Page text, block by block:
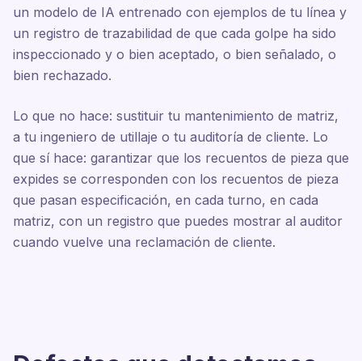
un modelo de IA entrenado con ejemplos de tu línea y
un registro de trazabilidad de que cada golpe ha sido
inspeccionado y o bien aceptado, o bien señalado, o
bien rechazado.
Lo que no hace: sustituir tu mantenimiento de matriz,
a tu ingeniero de utillaje o tu auditoría de cliente. Lo
que sí hace: garantizar que los recuentos de pieza que
expides se corresponden con los recuentos de pieza
que pasan especificación, en cada turno, en cada
matriz, con un registro que puedes mostrar al auditor
cuando vuelve una reclamación de cliente.